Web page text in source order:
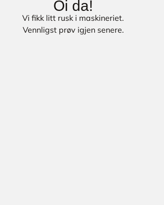
Oi da!
Vi fikk litt rusk i maskineriet.
Vennligst prøv igjen senere.